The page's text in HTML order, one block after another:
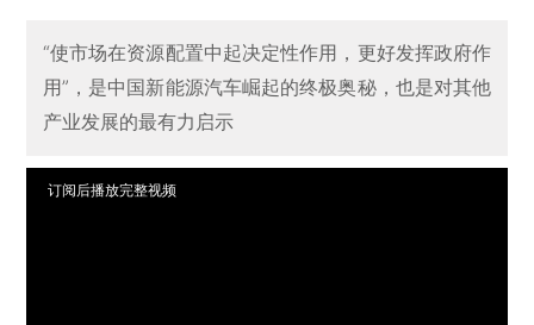
“使市场在资源配置中起决定性作用，更好发挥政府作
用”，是中国新能源汽车崛起的终极奥秘，也是对其他
产业发展的最有力启示
订阅后播放完整视频